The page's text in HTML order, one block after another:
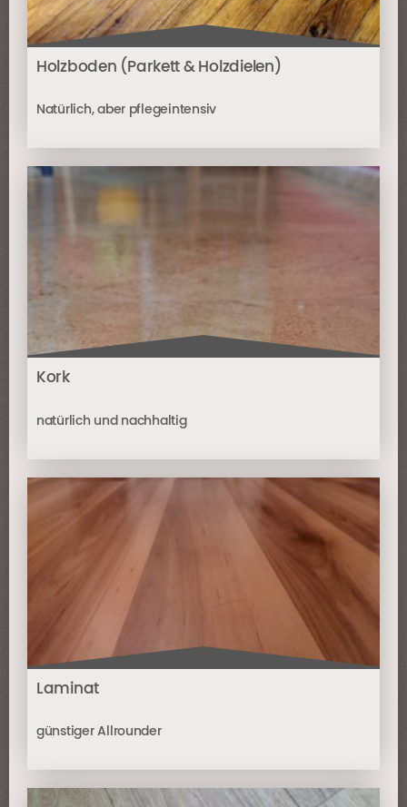
Holzboden (Parkett & Holzdielen)
Natürlich, aber pflegeintensiv
Kork
natürlich und nachhaltig
Laminat
günstiger Allrounder